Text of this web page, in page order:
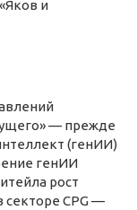
и
— прежде
(генИИ)
генИИ
рост
секторе CPG —